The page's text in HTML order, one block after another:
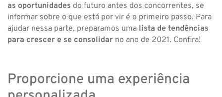
as oportunidades do futuro antes dos concorrentes, se
informar sobre o que está por vir é o primeiro passo. Para
ajudar nessa parte, preparamos uma lista de tendências
para crescer e se consolidar no ano de 2021. Confira!
Proporcione uma experiência